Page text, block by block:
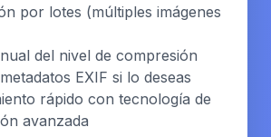
por lotes (múltiples imágenes
del nivel de compresión
EXIF si lo deseas
rápido con tecnología de
avanzada